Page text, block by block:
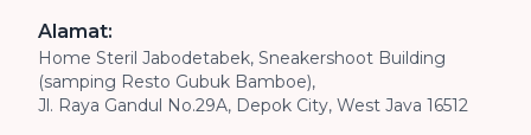
Alamat:
Home Steril Jabodetabek, Sneakershoot Building
(samping Resto Gubuk Bamboe),
Jl. Raya Gandul No.29A, Depok City, West Java 16512